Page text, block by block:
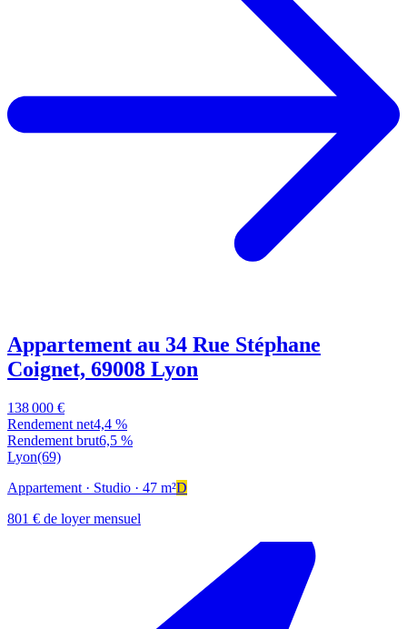
Appartement au 34 Rue Stéphane
Coignet, 69008 Lyon
138 000 €
Rendement net4,4 %
Rendement brut6,5 %
Lyon(69)
Appartement · Studio · 47 m²D
801 € de loyer mensuel